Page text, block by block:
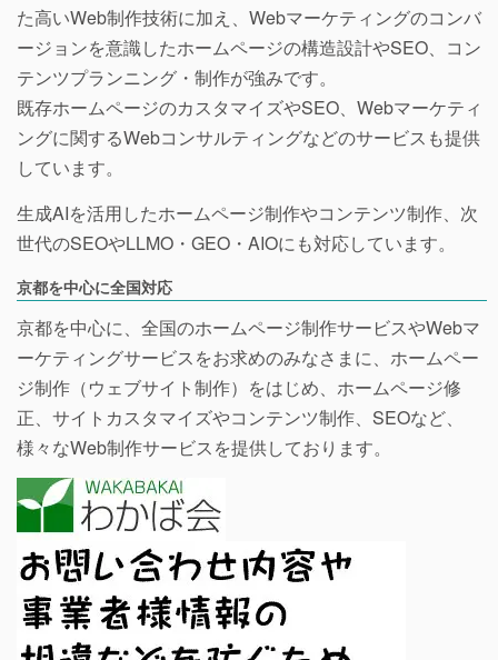
た高いWeb制作技術に加え、Webマーケティングのコンバ
ージョンを意識したホームページの構造設計やSEO、コン
テンツプランニング・制作が強みです。
既存ホームページのカスタマイズやSEO、Webマーケティ
ングに関するWebコンサルティングなどのサービスも提供
しています。
生成AIを活用したホームページ制作やコンテンツ制作、次
世代のSEOやLLMO・GEO・AIOにも対応しています。
京都を中心に全国対応
京都を中心に、全国のホームページ制作サービスやWebマ
ーケティングサービスをお求めのみなさまに、ホームペー
ジ制作（ウェブサイト制作）をはじめ、ホームページ修
正、サイトカスタマイズやコンテンツ制作、SEOなど、
様々なWeb制作サービスを提供しております。